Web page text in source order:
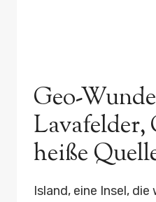
Geo-
Lavafelder,
heiße
Island, eine Insel, die